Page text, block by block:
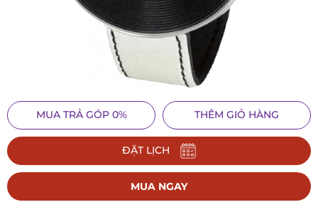
MUA TRẢ GÓP 0% THÊM GIỎ HÀNG
ĐẶT LỊCH
MUA NGAY